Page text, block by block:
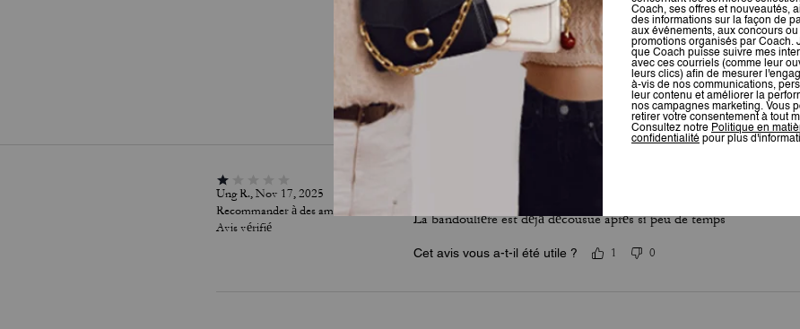
1.0 Étoiles Avis
Pour plus d’informations sur la manière dont nous vérifions nos avis, cliquezici.
Ung R., Nov 17, 2025
Recommander à des amis :
Non
Avis vérifié
La bandoulière est déjà décousue après si peu de temps
Cet avis vous a-t-il été utile ? 1 0